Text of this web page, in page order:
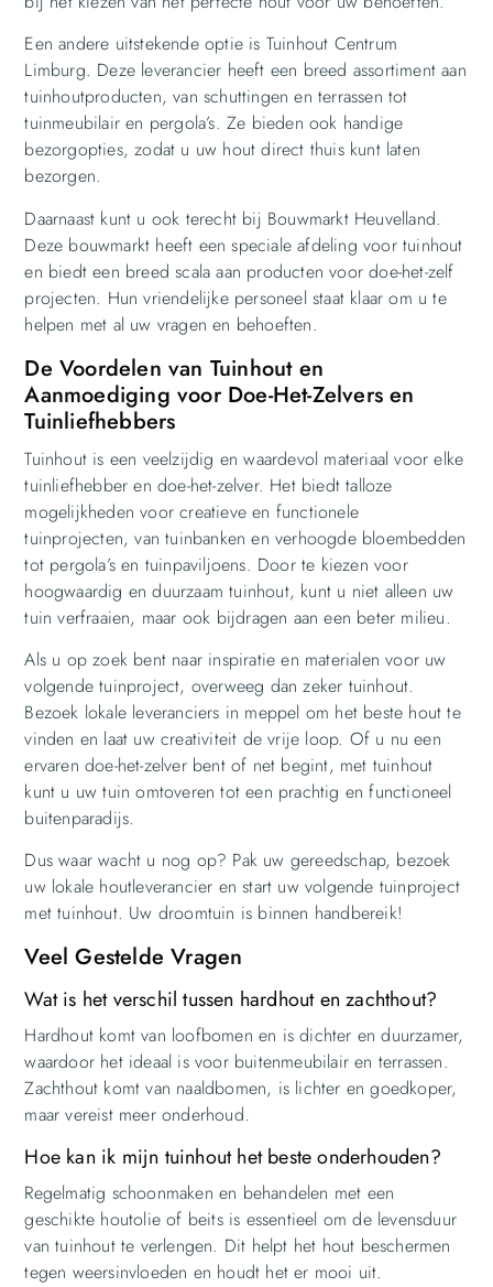
Een andere uitstekende optie is Tuinhout Centrum
Limburg. Deze leverancier heeft een breed assortiment aan
tuinhoutproducten, van schuttingen en terrassen tot
tuinmeubilair en pergola’s. Ze bieden ook handige
bezorgopties, zodat u uw hout direct thuis kunt laten
bezorgen.
Daarnaast kunt u ook terecht bij Bouwmarkt Heuvelland.
Deze bouwmarkt heeft een speciale afdeling voor tuinhout
en biedt een breed scala aan producten voor doe-het-zelf
projecten. Hun vriendelijke personeel staat klaar om u te
helpen met al uw vragen en behoeften.
De Voordelen van Tuinhout en
Aanmoediging voor Doe-Het-Zelvers en
Tuinliefhebbers
Tuinhout is een veelzijdig en waardevol materiaal voor elke
tuinliefhebber en doe-het-zelver. Het biedt talloze
mogelijkheden voor creatieve en functionele
tuinprojecten, van tuinbanken en verhoogde bloembedden
tot pergola’s en tuinpaviljoens. Door te kiezen voor
hoogwaardig en duurzaam tuinhout, kunt u niet alleen uw
tuin verfraaien, maar ook bijdragen aan een beter milieu.
Als u op zoek bent naar inspiratie en materialen voor uw
volgende tuinproject, overweeg dan zeker tuinhout.
Bezoek lokale leveranciers in meppel om het beste hout te
vinden en laat uw creativiteit de vrije loop. Of u nu een
ervaren doe-het-zelver bent of net begint, met tuinhout
kunt u uw tuin omtoveren tot een prachtig en functioneel
buitenparadijs.
Dus waar wacht u nog op? Pak uw gereedschap, bezoek
uw lokale houtleverancier en start uw volgende tuinproject
met tuinhout. Uw droomtuin is binnen handbereik!
Veel Gestelde Vragen
Wat is het verschil tussen hardhout en zachthout?
Hardhout komt van loofbomen en is dichter en duurzamer,
waardoor het ideaal is voor buitenmeubilair en terrassen.
Zachthout komt van naaldbomen, is lichter en goedkoper,
maar vereist meer onderhoud.
Hoe kan ik mijn tuinhout het beste onderhouden?
Regelmatig schoonmaken en behandelen met een
geschikte houtolie of beits is essentieel om de levensduur
van tuinhout te verlengen. Dit helpt het hout beschermen
tegen weersinvloeden en houdt het er mooi uit.